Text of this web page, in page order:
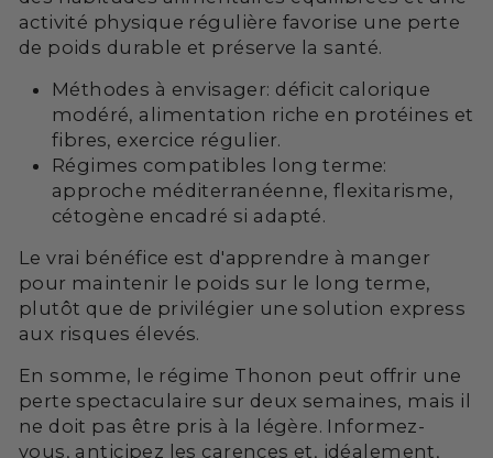
activité physique régulière favorise une perte
de poids durable et préserve la santé.
Méthodes à envisager: déficit calorique
modéré, alimentation riche en protéines et
fibres, exercice régulier.
Régimes compatibles long terme:
approche méditerranéenne, flexitarisme,
cétogène encadré si adapté.
Le vrai bénéfice est d'apprendre à manger
pour maintenir le poids sur le long terme,
plutôt que de privilégier une solution express
aux risques élevés.
En somme, le régime Thonon peut offrir une
perte spectaculaire sur deux semaines, mais il
ne doit pas être pris à la légère. Informez-
vous, anticipez les carences et, idéalement,